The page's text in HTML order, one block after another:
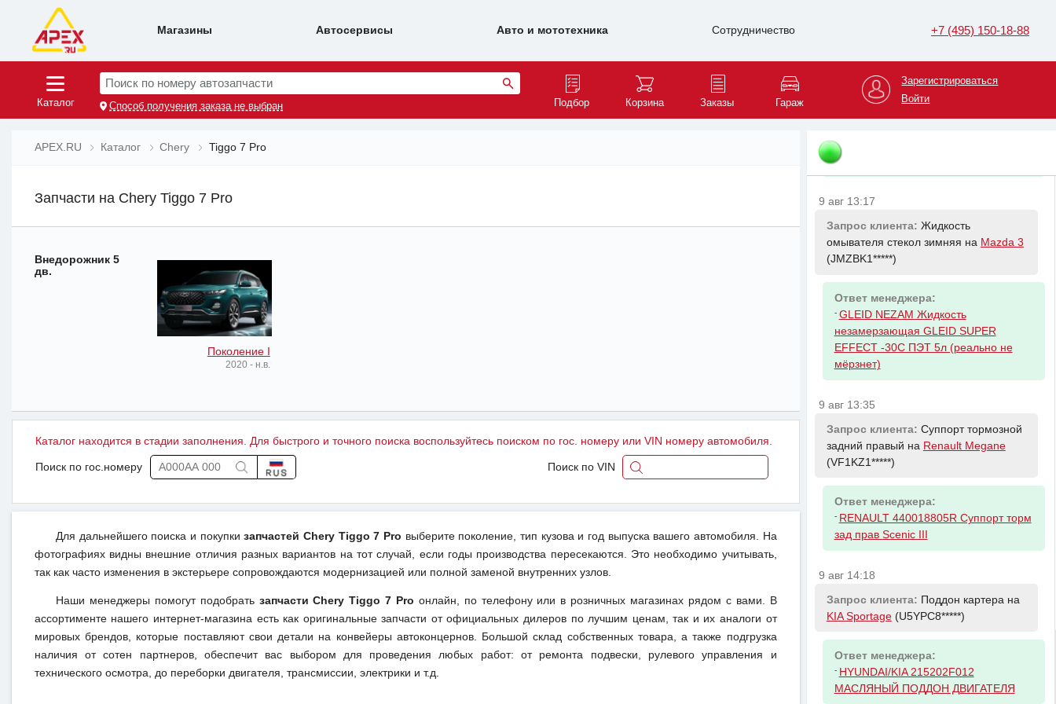
Магазины Автосервисы Авто и мототехника Сотрудничество +7 (495) 150-18-88
Каталог
Поиск по номеру автозапчасти
Способ получения заказа не выбран Подбор Корзина Заказы Гараж
Зарегистрироваться
Войти
APEX.RU Каталог Chery Tiggo 7 Pro
Запчасти на Chery Tiggo 7 Pro
Внедорожник 5
дв.
Поколение I
2020 - н.в.
Каталог находится в стадии заполнения. Для быстрого и точного поиска воспользуйтесь поиском по гос. номеру или VIN номеру автомобиля.
Поиск по гос.номеру Поиск по VIN
Для дальнейшего поиска и покупкизапчастей Chery Tiggo 7 Pro выберите поколение, тип кузова и год выпуска вашего автомобиля. На
фотографиях видны внешние отличия разных вариантов на тот случай, если годы производства пересекаются. Это необходимо учитывать,
так как часто изменения в экстерьере сопровождаются модернизацией или полной заменой внутренних узлов.
Наши менеджеры помогут подобрать запчасти Chery Tiggo 7 Pro онлайн, по телефону или в розничных магазинах рядом с вами. В
ассортименте нашего интернет-магазина есть как оригинальные запчасти от официальных дилеров по лучшим ценам, так и их аналоги от
мировых брендов, которые поставляют свои детали на конвейеры автоконцернов. Большой склад собственных товара, а также подгрузка
наличия от сотен партнеров, обеспечит вас выбором для проведения любых работ: от ремонта подвески, рулевого управления и
технического осмотра, до переборки двигателя, трансмиссии, электрики и т.д.
(L6T772*****)
-GEELY 1073006500 механизм
натяжения ремня GEELY 1073006500
9 авг 13:17
Запрос клиента: Жидкость
омывателя стекол зимняя на Mazda 3
(JMZBK1*****)
Ответ менеджера:
- GLEID NEZAM Жидкость
незамерзающая GLEID SUPER
EFFECT -30С ПЭТ 5л (реально не
мёрзнет)
9 авг 13:35
Запрос клиента: Суппорт тормозной
задний правый на Renault Megane
(VF1KZ1*****)
Ответ менеджера:
- RENAULT 440018805R Суппорт торм
зад прав Scenic III
9 авг 14:18
Запрос клиента: Поддон картера на
KIA Sportage(U5YPC8*****)
Ответ менеджера:
- HYUNDAI/KIA 215202F012
МАСЛЯНЫЙ ПОДДОН ДВИГАТЕЛЯ